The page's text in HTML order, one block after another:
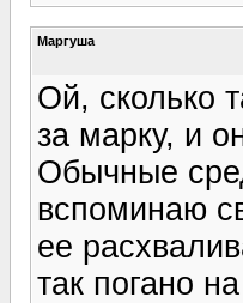
Маргуша
Ой, сколько
за марку, и
Обычные
вспоминаю
ее
так погано